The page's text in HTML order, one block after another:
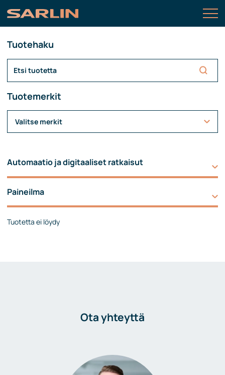
Tuotehaku
Tuotemerkit
Valitse merkit
Automaatio ja digitaaliset ratkaisut
Paineilma
Tuotetta ei löydy
Ota yhteyttä